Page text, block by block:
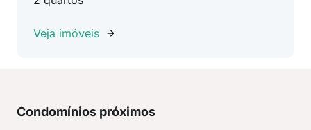
Veja imóveis
Condomínios próximos